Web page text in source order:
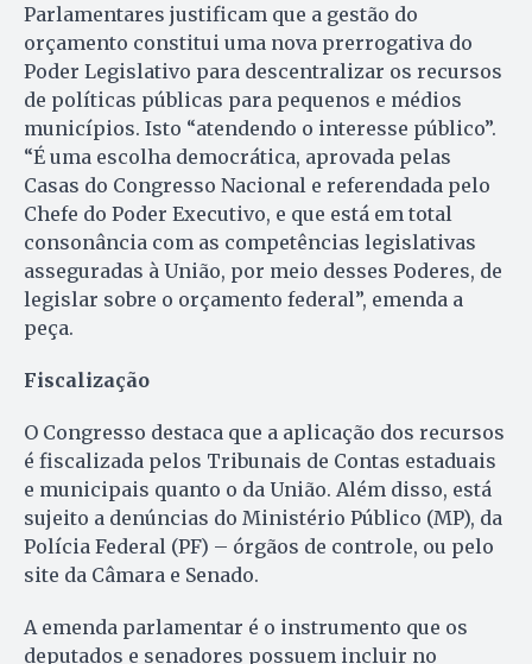
Parlamentares justificam que a gestão do
orçamento constitui uma nova prerrogativa do
Poder Legislativo para descentralizar os recursos
de políticas públicas para pequenos e médios
municípios. Isto “atendendo o interesse público”.
“É uma escolha democrática, aprovada pelas
Casas do Congresso Nacional e referendada pelo
Chefe do Poder Executivo, e que está em total
consonância com as competências legislativas
asseguradas à União, por meio desses Poderes, de
legislar sobre o orçamento federal”, emenda a
peça.
Fiscalização
O Congresso destaca que a aplicação dos recursos
é fiscalizada pelos Tribunais de Contas estaduais
e municipais quanto o da União. Além disso, está
sujeito a denúncias do Ministério Público (MP), da
Polícia Federal (PF) – órgãos de controle, ou pelo
site da Câmara e Senado.
A emenda parlamentar é o instrumento que os
deputados e senadores possuem incluir no